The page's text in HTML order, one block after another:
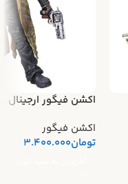
اکشن فیگور
اکشن فیگور
تومان3.400.000